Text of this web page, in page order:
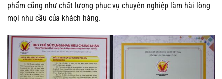
phẩm cũng như chất lượng phục vụ chuyên nghiệp làm hài lòng
mọi nhu cầu của khách hàng.